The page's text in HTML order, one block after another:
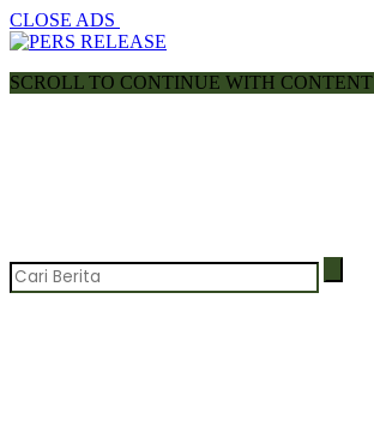
CLOSE ADS
SCROLL TO CONTINUE WITH CONTENT